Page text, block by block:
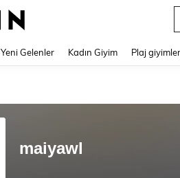
Yeni Gelenler Kadın Giyim Plaj
maiyawl